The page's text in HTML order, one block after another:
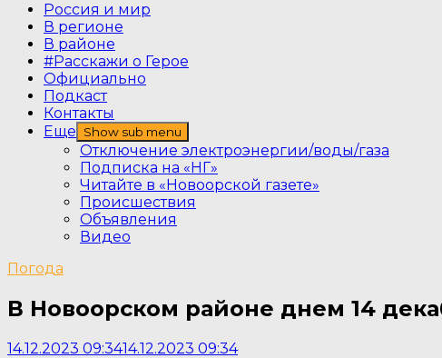
Россия и мир
В регионе
В районе
#Расскажи о Герое
Официально
Подкаст
Контакты
Еще
Show sub menu
Отключение электроэнергии/воды/газа
Подписка на «НГ»
Читайте в «Новоорской газете»
Происшествия
Объявления
Видео
Погода
В Новоорском районе днем 14
14.12.2023 09:3414.12.2023 09:34